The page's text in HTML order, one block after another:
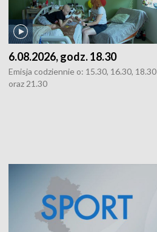
6.08.2026, godz. 18.30
Emisja codziennie o: 15.30, 16.30, 18.30
oraz 21.30